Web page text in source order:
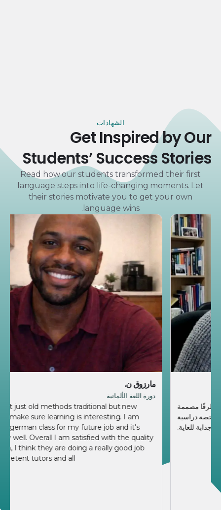
الشهادات
Get Inspired by Our
Students’ Success Stories
Read how our students transformed their first
language steps into life-changing moments. Let
their stories motivate you to get your own
language wins.
دورة اللغة الألمانية
They use not just old methods traditional but new
teaching to make sure learning is interesting. I am
attending a german class for my future job and it's
going pretty well. Overall I am satisfied with the quality
of education, I think they are doing a really good job
hiring competent tutors and all.